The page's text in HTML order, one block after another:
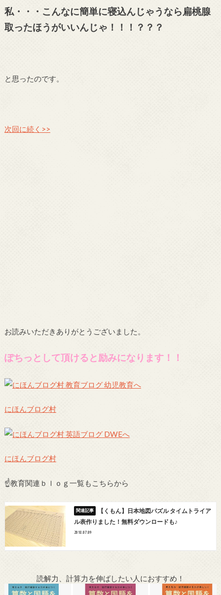
私・・・こんなに簡単に寝込んじゃうなら扁桃腺
取ったほうがいいんじゃ！！！？？？
と思ったのです。
次回に続く>>
お読みいただきありがとうございました。
ぽちっとして頂けると励みになります！！
にほんブログ村
にほんブログ村
☝教育関連ｂｌｏｇ一覧もこちらから
【くもん】日本地図パズル タイムトライア
ル表作りました！無料ダウンロードも♪
2018.07.09
読解力、計算力を伸ばしたい人におすすめ！